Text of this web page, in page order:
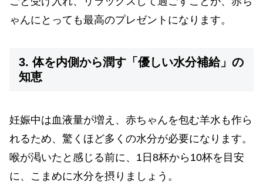
ゃんにとっても最高のプレゼントになります。
3. 体を内側から潤す「優しい水分補給」の
知恵
妊娠中は血液量が増え、赤ちゃんを包む羊水も作ら
れるため、驚くほど多くの水分が必要になります。
喉が渇いたと感じる前に、1日8杯から10杯を目安
に、こまめに水分を摂りましょう。